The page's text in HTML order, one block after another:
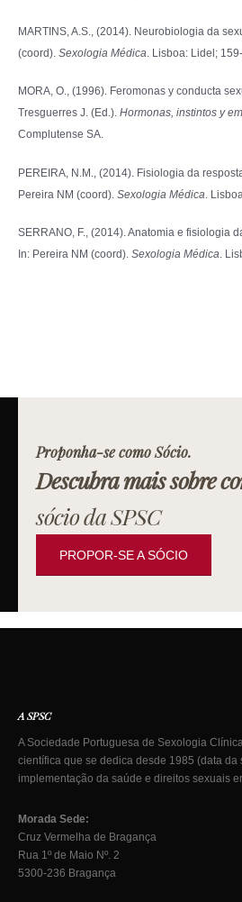
MARTINS, A.S., (2014). Neurobiologia da
(coord). Sexologia Médica . Lisboa: Lidel;
MORA, O., (1996). Feromonas y conducta
Tresguerres J. (Ed.). Hormonas, instintos y
Complutense SA.
PEREIRA, N.M., (2014). Fisiologia da
Pereira NM (coord). Sexologia Médica .
SERRANO, F., (2014). Anatomia e fisiologia
In: Pereira NM (coord). Sexologia Médica .
Proponha-se como Sócio.
Descubra mais sobre
sócio da SPSC
PROPOR-SE A SÓCIO
A SPSC
A Sociedade Portuguesa de Sexologia
científica que se dedica desde 1985 (data da
implementação da saúde e direitos sexuais
Morada Sede:
Cruz Vermelha de Bragança
Rua 1º de Maio Nº. 2
5300-236 Bragança